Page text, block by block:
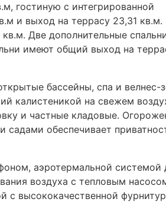
гостиную с интегрированной
и выход на террасу 23,31 кв.м.
Две дополнительные
имеют общий выход на
бассейны, спа и велнес-
калистеникой на свежем
и частные кладовые.
обеспечивает
аэротермальной системой
воздуха с тепловым
высококачественной